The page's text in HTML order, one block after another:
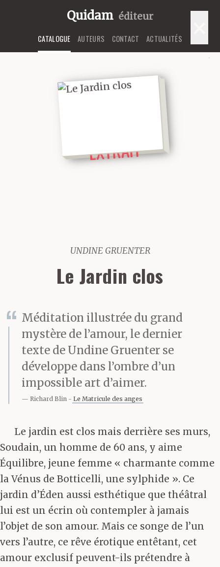
Quidam éditeur
CATALOGUE AUTEURS CONTACT ACTUALITÉS
EXTRAIT
UNDINE GRUENTER
Le Jardin clos
Méditation illustrée du grand
mystère de l’amour, le dernier
texte de Undine Gruenter se
développe dans l’ombre d’un
impossible art d’aimer.
Richard Blin Le Matricule des anges
Le jardin est clos mais derrière ses murs,
Soudain, un homme de 60 ans, y aime
Équilibre, jeune femme « charmante comme
la Vénus de Botticelli, une sylphide ». Ce
jardin d’Éden aussi esthétique que théâtral
lui est un écrin où contempler à jamais
l’objet de son amour. Mais ce songe de l’un
vers l’autre, ce rêve érotique entêtant, cet
amour exclusif peuvent-ils prétendre à